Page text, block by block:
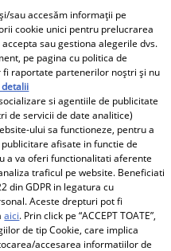
pe ceilalți? Ce
fi contestate actele
mama în înălțime și
Angelinei Jolie și al
de la
viața
dintre cele mai
sau accesăm informații pe
cookie unici pentru prelucrarea
sau gestiona alegerile dvs.
pe pagina cu politica de
raportate partenerilor noștri și nu
si agentiile de publicitate
de servicii de date analitice)
ului sa functioneze, pentru a
afisate in functie de
a va oferi functionalitati aferente
traficul pe website. Beneficiati
din GDPR in legatura cu
Aceste drepturi pot fi
aici. Prin click pe “ACCEPT TOATE”,
de tip Cookie, care implica
accesarea informatiilor de